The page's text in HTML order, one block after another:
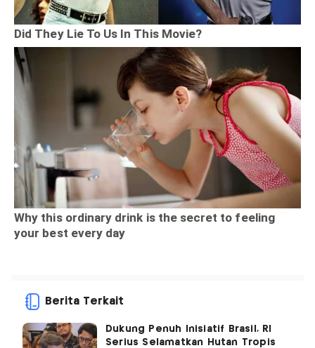
Berita Terkait
Dukung Penuh Inisiatif Brasil, RI
Serius Selamatkan Hutan Tropis